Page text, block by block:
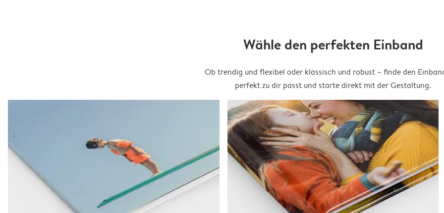
Wähle den perfekten Einband
Ob trendig und flexibel oder klassisch und robust – finde den
perfekt zu dir passt und starte direkt mit der Gestaltung.